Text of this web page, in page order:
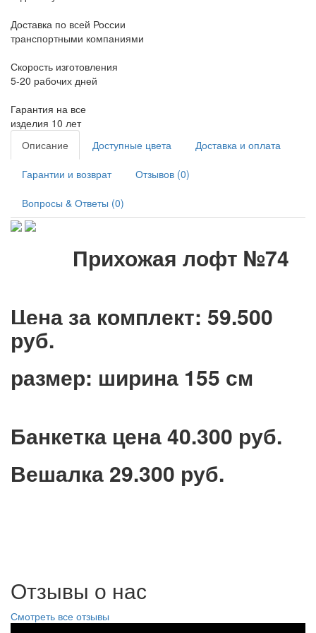
Доставка по всей России
транспортными компаниями
Скорость изготовления
5-20 рабочих дней
Гарантия на все
изделия 10 лет
Описание
Доступные цвета Доставка и оплата
Гарантии и возврат Отзывов (0)
Вопросы & Ответы (0)
Прихожая лофт №74
Цена за комплект: 59.500
руб.
размер: ширина 155 см
Банкетка цена 40.300 руб.
Вешалка 29.300 руб.
Отзывы о нас
Смотреть все отзывы